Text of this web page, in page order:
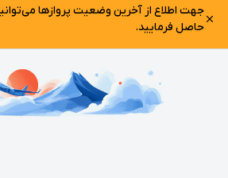
حاصل فرمایید.